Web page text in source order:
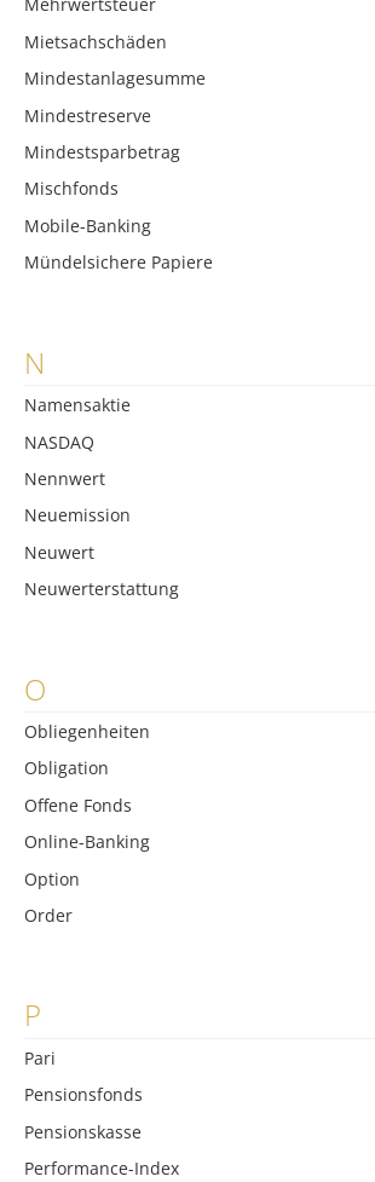
Mehrwertsteuer
Mietsachschäden
Mindestanlagesumme
Mindestreserve
Mindestsparbetrag
Mischfonds
Mobile-Banking
Mündelsichere Papiere
N
Namensaktie
NASDAQ
Nennwert
Neuemission
Neuwert
Neuwerterstattung
O
Obliegenheiten
Obligation
Offene Fonds
Online-Banking
Option
Order
P
Pari
Pensionsfonds
Pensionskasse
Performance-Index